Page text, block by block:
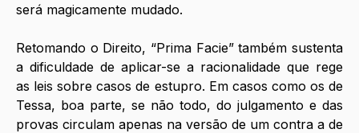
será magicamente mudado.
Retomando o Direito, “Prima Facie” também sustenta
a dificuldade de aplicar-se a racionalidade que rege
as leis sobre casos de estupro. Em casos como os de
Tessa, boa parte, se não todo, do julgamento e das
provas circulam apenas na versão de um contra a de